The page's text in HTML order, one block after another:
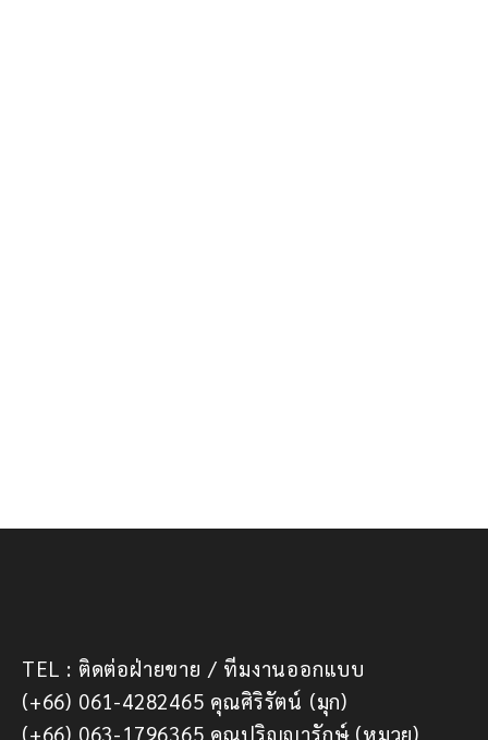
TEL : ติดต่อฝ่ายขาย / ทีมงานออกแบบ
(+66) 061-4282465 คุณศิริรัตน์ (มุก)
(+66) 063-1796365 คุณปริญญารักษ์ (หมวย)